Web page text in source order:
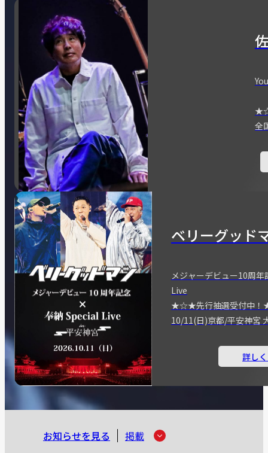
全
ベリーグッド
メジャーデビュー10周
Live
★☆★先行抽選受付中
10/11(日)京都/平安神宮
詳し
お知らせを見る 掲載